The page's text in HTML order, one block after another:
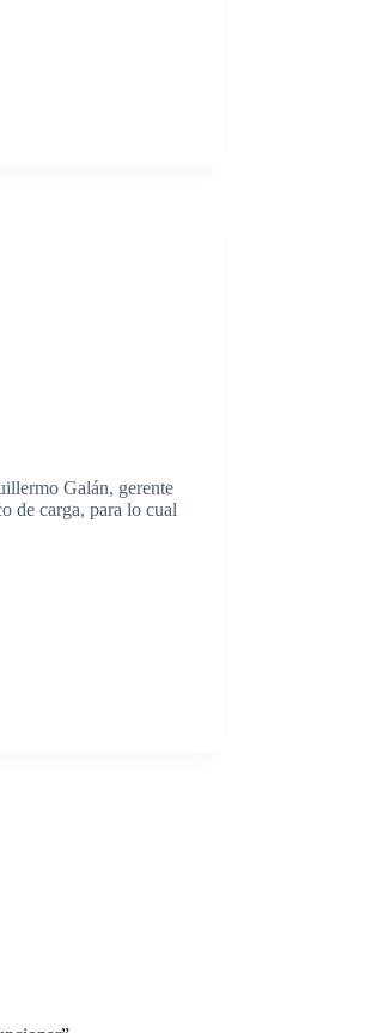
Galán, gerente
de carga, para lo cual